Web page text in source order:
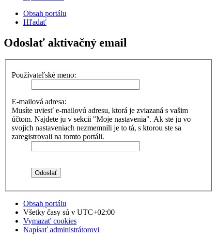
Obsah portálu
Hľadať
Odoslať aktivačný email
Používateľské meno:
E-mailová adresa:
Musíte uviesť e-mailovú adresu, ktorá je zviazaná s vašim
účtom. Najdete ju v sekcii "Moje nastavenia". Ak ste ju vo
svojich nastaveniach nezmemnili je to tá, s ktorou ste sa
zaregistrovali na tomto portáli.
Obsah portálu
Všetky časy sú v UTC+02:00
Vymazať cookies
Napísať administrátorovi